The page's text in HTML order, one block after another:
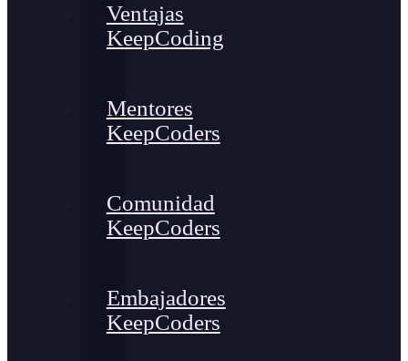
Ventajas
KeepCoding
Mentores
KeepCoders
Comunidad
KeepCoders
Embajadores
KeepCoders